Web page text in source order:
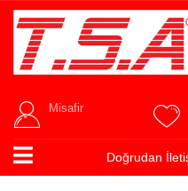
Misafir
Doğrudan